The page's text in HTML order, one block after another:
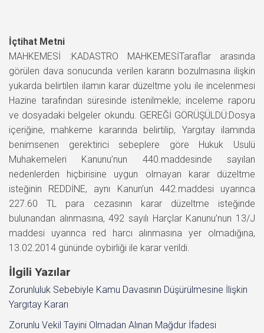
İçtihat Metni
MAHKEMESİ :KADASTRO MAHKEMESİTaraflar arasında
görülen dava sonucunda verilen kararın bozulmasına ilişkin
yukarda belirtilen ilamın karar düzeltme yolu ile incelenmesi
Hazine tarafından süresinde istenilmekle; inceleme raporu
ve dosyadaki belgeler okundu. GEREĞİ GÖRÜŞÜLDÜ:Dosya
içeriğine, mahkeme kararında belirtilip, Yargıtay ilamında
benimsenen gerektirici sebeplere göre Hukuk Usulü
Muhakemeleri Kanunu’nun 440.maddesinde sayılan
nedenlerden hiçbirisine uygun olmayan karar düzeltme
isteğinin REDDİNE, aynı Kanun’un 442.maddesi uyarınca
227.60 TL para cezasının karar düzeltme isteğinde
bulunandan alınmasına, 492 sayılı Harçlar Kanunu’nun 13/J
maddesi uyarınca red harcı alınmasına yer olmadığına,
13.02.2014 gününde oybirliği ile karar verildi.
İlgili Yazılar
Zorunluluk Sebebiyle Kamu Davasının Düşürülmesine İlişkin
Yargıtay Kararı
Zorunlu Vekil Tayini Olmadan Alınan Mağdur İfadesi